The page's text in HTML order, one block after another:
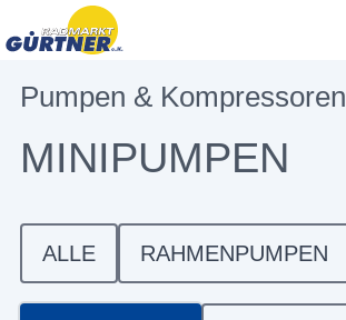
Pumpen & Kompressoren
MINIPUMPEN
ALLE RAHMENPUMPEN